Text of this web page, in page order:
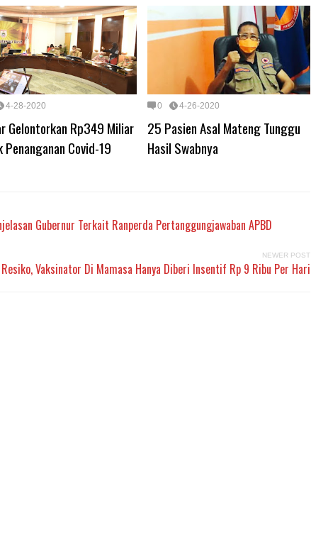
4-28-2020
Gelontorkan Rp349 Miliar
Penanganan Covid-19
0 4-26-2020
25 Pasien Asal Mateng Tunggu
Hasil Swabnya
Gubernur Terkait Ranperda Pertanggungjawaban APBD
NEWER POST
Vaksinator Di Mamasa Hanya Diberi Insentif Rp 9 Ribu Per Hari